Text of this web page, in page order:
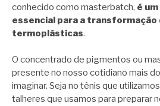
conhecido como masterbatch, é
essencial para a transformação
termoplásticas.
O concentrado de pigmentos ou
presente no nosso cotidiano mais
imaginar. Seja no tênis que
talheres que usamos para preparar